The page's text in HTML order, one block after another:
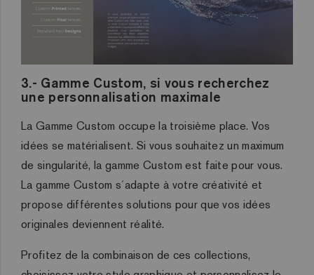
3.- Gamme Custom, si vous recherchez
une personnalisation maximale
La Gamme Custom occupe la troisième place. Vos
idées se matérialisent. Si vous souhaitez un maximum
de singularité, la gamme Custom est faite pour vous.
La gamme Custom s´adapte à votre créativité et
propose différentes solutions pour que vos idées
originales deviennent réalité.
Profitez de la combinaison de ces collections,